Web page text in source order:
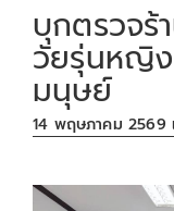
บุกตรวจร้
วัยรุ่นหญิง
มนุษย์
14 พฤษภาคม 2569